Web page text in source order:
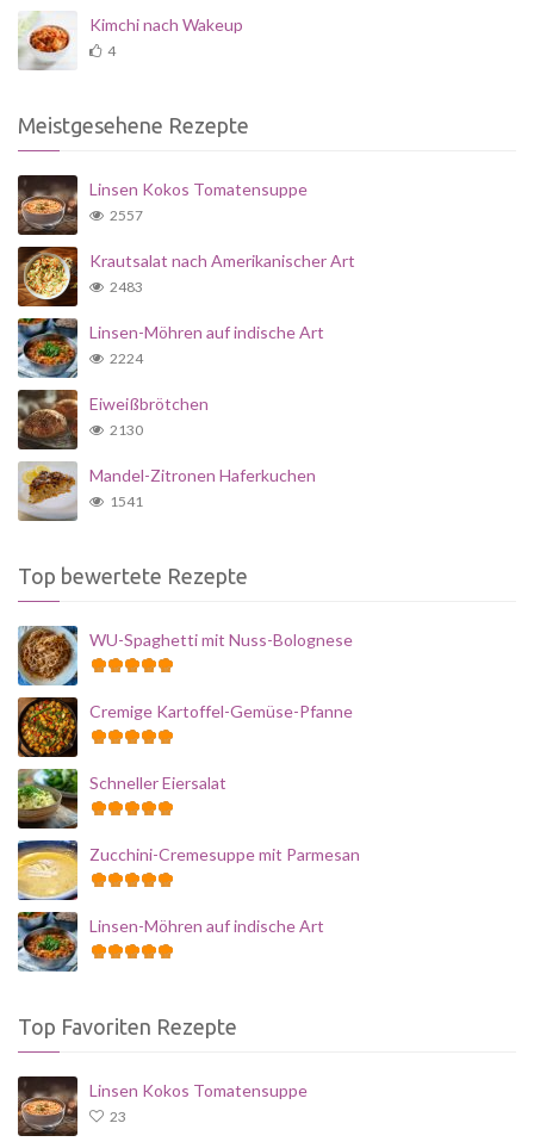
Kimchi nach Wakeup
4
Meistgesehene Rezepte
Linsen Kokos Tomatensuppe
2557
Krautsalat nach Amerikanischer Art
2483
Linsen-Möhren auf indische Art
2224
Eiweißbrötchen
2130
Mandel-Zitronen Haferkuchen
1541
Top bewertete Rezepte
WU-Spaghetti mit Nuss-Bolognese
Cremige Kartoffel-Gemüse-Pfanne
Schneller Eiersalat
Zucchini-Cremesuppe mit Parmesan
Linsen-Möhren auf indische Art
Top Favoriten Rezepte
Linsen Kokos Tomatensuppe
23